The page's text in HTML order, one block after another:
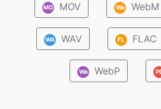
MO MOV We WebM
WA WAV FL FLAC
We WebP